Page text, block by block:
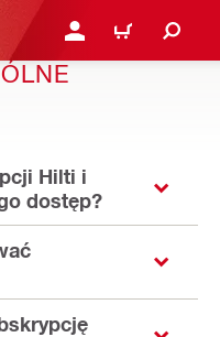
ZALOGUJ SIĘ LUB
KOSZYK
Hilti i
dostęp?